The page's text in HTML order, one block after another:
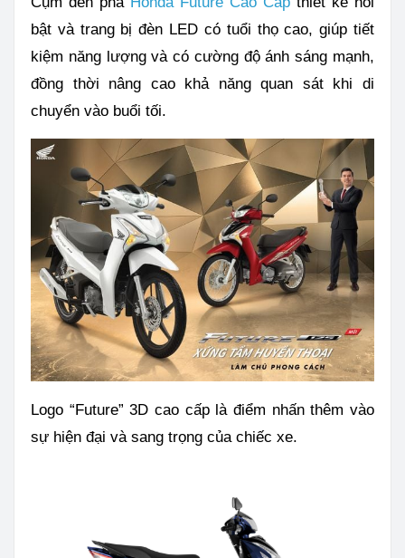
bật và trang bị đèn LED có tuổi thọ cao, giúp tiết
kiệm năng lượng và có cường độ ánh sáng mạnh,
đồng thời nâng cao khả năng quan sát khi di
chuyển vào buổi tối.
Logo “Future” 3D cao cấp là điểm nhấn thêm vào
sự hiện đại và sang trọng của chiếc xe.